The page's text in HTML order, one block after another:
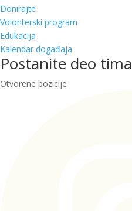
Donirajte
Volonterski program
Edukacija
Kalendar događaja
Postanite deo tima
Otvorene pozicije